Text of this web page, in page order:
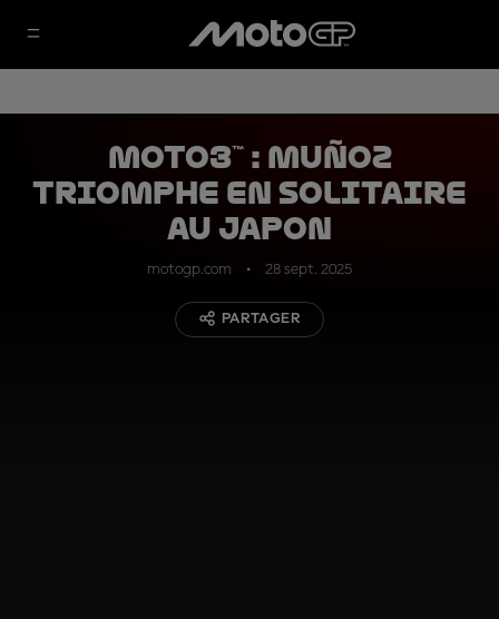
Moto3™ : Muñoz
triomphe en solitaire
au Japon
motogp.com 28 sept. 2025
PARTAGER